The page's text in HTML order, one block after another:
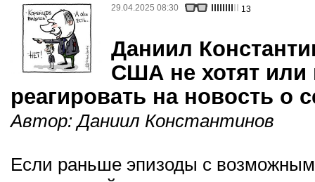
29.04.2025 08:30 13
Даниил
США не хотят или
реагировать на новость о
Автор:Даниил Константинов
Если раньше эпизоды с